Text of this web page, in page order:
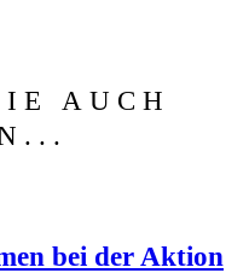
AUCH
bei der Akti­on